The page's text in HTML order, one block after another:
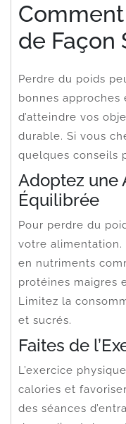
de Façon
Perdre du poids
bonnes approches
d’atteindre vos
durable. Si vous
quelques conseils
Adoptez une
Équilibrée
Pour perdre du
votre alimentation.
en nutriments
protéines maigres
Limitez la
et sucrés.
Faites de
L’exercice
calories et
des séances